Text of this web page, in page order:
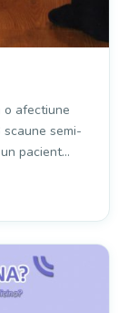
o afectiune
semi-
pacient…